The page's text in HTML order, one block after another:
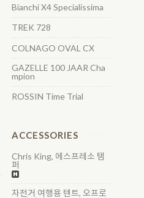
Bianchi X4 Specialissima
TREK 728
COLNAGO OVAL CX
GAZELLE 100 JAAR Cha
mpion
ROSSIN Time Trial
ACCESSORIES
Chris King, 에스프레소 탬
퍼
자전거 여행용 텐트, 오프로